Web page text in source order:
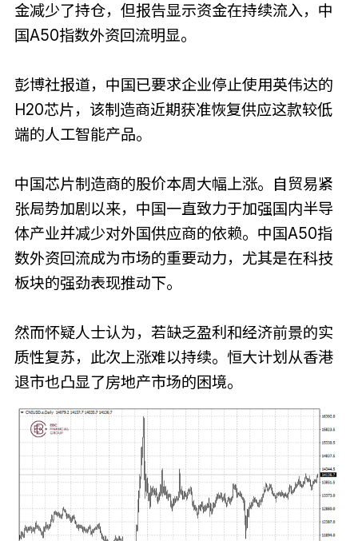
金减少了持仓，但报告显示资金在持续流入，中
国A50指数外资回流明显。
彭博社报道，中国已要求企业停止使用英伟达的
H20芯片，该制造商近期获准恢复供应这款较低
端的人工智能产品。
中国芯片制造商的股价本周大幅上涨。自贸易紧
张局势加剧以来，中国一直致力于加强国内半导
体产业并减少对外国供应商的依赖。中国A50指
数外资回流成为市场的重要动力，尤其是在科技
板块的强劲表现推动下。
然而怀疑人士认为，若缺乏盈利和经济前景的实
质性复苏，此次上涨难以持续。恒大计划从香港
退市也凸显了房地产市场的困境。